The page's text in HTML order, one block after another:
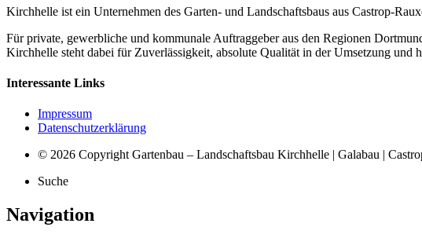
Kirchhelle ist ein Unternehmen des Garten- und Landschaftsbaus aus Castrop-
Für private, gewerbliche und kommunale Auftraggeber aus den Regionen
Kirchhelle steht dabei für Zuverlässigkeit, absolute Qualität in der Umsetzung und
Interessante Links
Impressum
Datenschutzerklärung
© 2026 Copyright Gartenbau – Landschaftsbau Kirchhelle | Galabau |
Suche
Navigation